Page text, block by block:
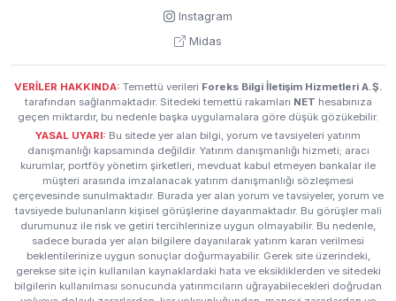
Instagram
Midas
VERİLER HAKKINDA: Temettü verileri Foreks Bilgi İletişim Hizmetleri A.Ş.
tarafından sağlanmaktadır. Sitedeki temettü rakamları NET hesabınıza
geçen miktardır, bu nedenle başka uygulamalara göre düşük gözükebilir.
YASAL UYARI: Bu sitede yer alan bilgi, yorum ve tavsiyeleri yatırım
danışmanlığı kapsamında değildir. Yatırım danışmanlığı hizmeti; aracı
kurumlar, portföy yönetim şirketleri, mevduat kabul etmeyen bankalar ile
müşteri arasında imzalanacak yatırım danışmanlığı sözleşmesi
çerçevesinde sunulmaktadır. Burada yer alan yorum ve tavsiyeler, yorum ve
tavsiyede bulunanların kişisel görüşlerine dayanmaktadır. Bu görüşler mali
durumunuz ile risk ve getiri tercihlerinize uygun olmayabilir. Bu nedenle,
sadece burada yer alan bilgilere dayanılarak yatırım kararı verilmesi
beklentilerinize uygun sonuçlar doğurmayabilir. Gerek site üzerindeki,
gerekse site için kullanılan kaynaklardaki hata ve eksikliklerden ve sitedeki
bilgilerin kullanılması sonucunda yatırımcıların uğrayabilecekleri doğrudan